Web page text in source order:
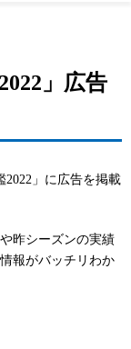
」広告
2022」に広告を掲載
昨シーズンの実績
報がバッチリわか